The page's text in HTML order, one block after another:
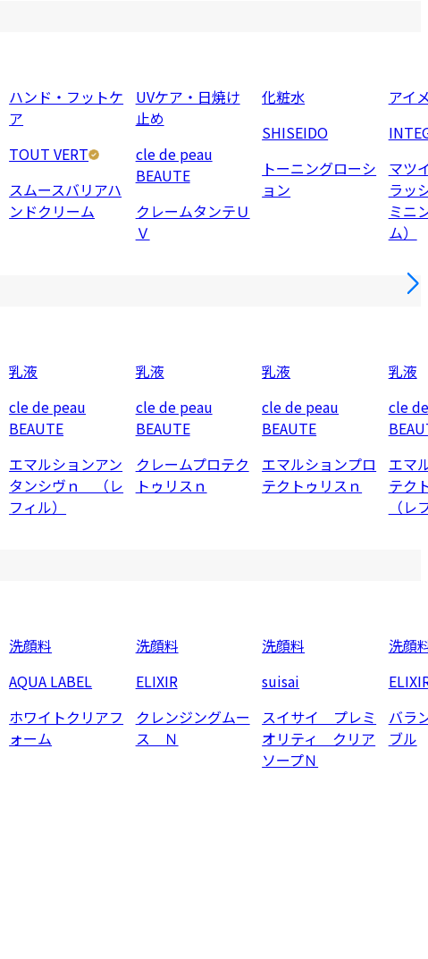
ハンド・フットケ
ア
TOUT VERT
スムースバリアハ
ンドクリーム
UVケア・日焼け
止め
cle de peau
BEAUTE
クレームタンテＵ
Ｖ
化粧水
SHISEIDO
トーニングローシ
ョン
アイ
マツ
ラッ
ミニ
ム）
乳液
cle de peau
BEAUTE
エマルションアン
タンシヴｎ （レ
フィル）
乳液
cle de peau
BEAUTE
クレームプロテク
トゥリスｎ
乳液
cle de peau
BEAUTE
エマルションプロ
テクトゥリスｎ
乳液
cle
エマ
テク
（レ
洗顔料
AQUA LABEL
ホワイトクリアフ
ォーム
洗顔料
ELIXIR
クレンジングムー
ス Ｎ
洗顔料
suisai
スイサイ プレミ
オリティ クリア
ソープＮ
洗顔
バラ
ブル